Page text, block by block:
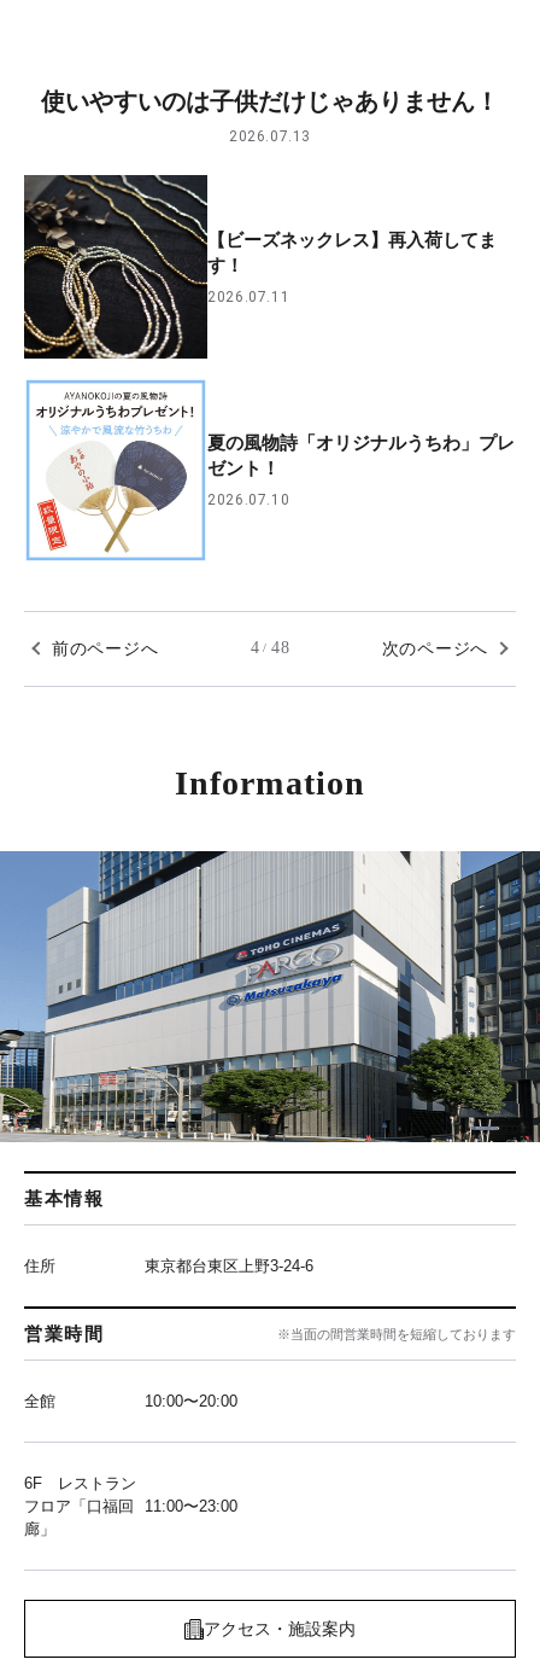
使いやすいのは子供だけじゃありません！
2026.07.13
【ビーズネックレス】再入荷してま
す！
2026.07.11
夏の風物詩「オリジナルうちわ」プレ
ゼント！
2026.07.10
前のページへ 4 / 48 次のページへ
Information
基本情報
住所 東京都台東区上野3-24-6
営業時間 ※当面の間営業時間を短縮しております
全館 10:00〜20:00
6F レストラン
フロア「口福回
廊」
11:00〜23:00
アクセス・施設案内